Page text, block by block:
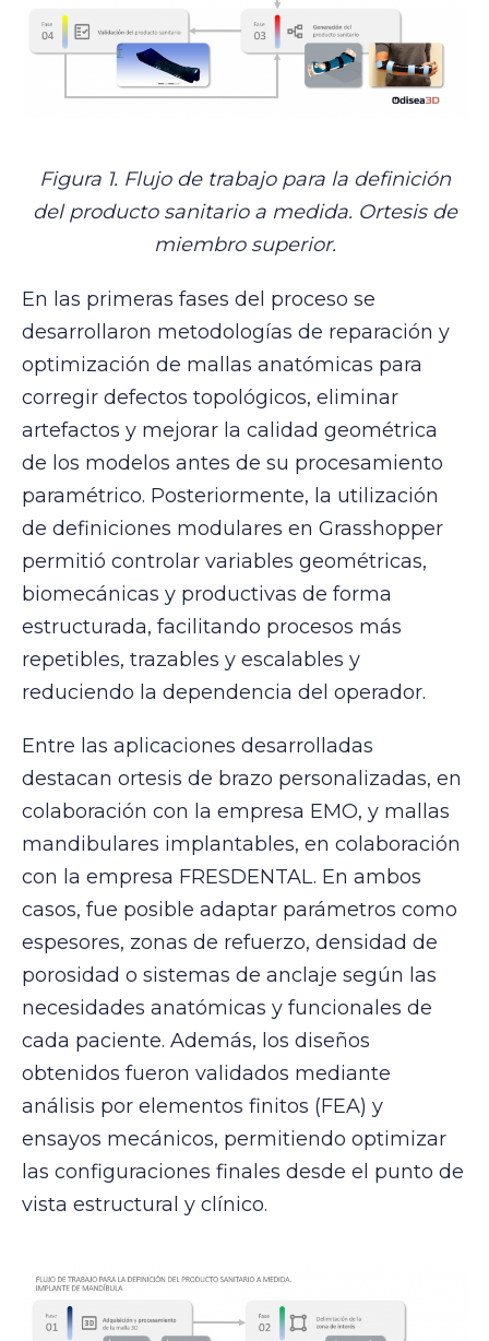
Figura 1. Flujo de trabajo para la definición
del producto sanitario a medida. Ortesis de
miembro superior.
En las primeras fases del proceso se
desarrollaron metodologías de reparación y
optimización de mallas anatómicas para
corregir defectos topológicos, eliminar
artefactos y mejorar la calidad geométrica
de los modelos antes de su procesamiento
paramétrico. Posteriormente, la utilización
de definiciones modulares en Grasshopper
permitió controlar variables geométricas,
biomecánicas y productivas de forma
estructurada, facilitando procesos más
repetibles, trazables y escalables y
reduciendo la dependencia del operador.
Entre las aplicaciones desarrolladas
destacan ortesis de brazo personalizadas, en
colaboración con la empresa EMO, y mallas
mandibulares implantables, en colaboración
con la empresa FRESDENTAL. En ambos
casos, fue posible adaptar parámetros como
espesores, zonas de refuerzo, densidad de
porosidad o sistemas de anclaje según las
necesidades anatómicas y funcionales de
cada paciente. Además, los diseños
obtenidos fueron validados mediante
análisis por elementos finitos (FEA) y
ensayos mecánicos, permitiendo optimizar
las configuraciones finales desde el punto de
vista estructural y clínico.